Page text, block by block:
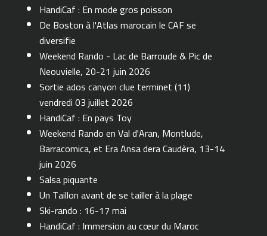
HandiCaf : En mode gros poisson
De Boston à l'Atlas marocain le CAF se
diversifie
Weekend Rando - Lac de Barroude & Pic de
Neouvielle, 20-21 juin 2026
Sortie ados canyon clue terminet (11)
vendredi 03 juillet 2026
HandiCaf : En pays Toy
Weekend Rando en Val d'Aran, Montlude,
Barracomica, et Era Ansa dera Caudèra, 13-14
juin 2026
Salsa piquante
Un Taillon avant de se tailler à la plage
Ski-rando : 16-17 mai
HandiCaf : Immersion au cœur du Maroc